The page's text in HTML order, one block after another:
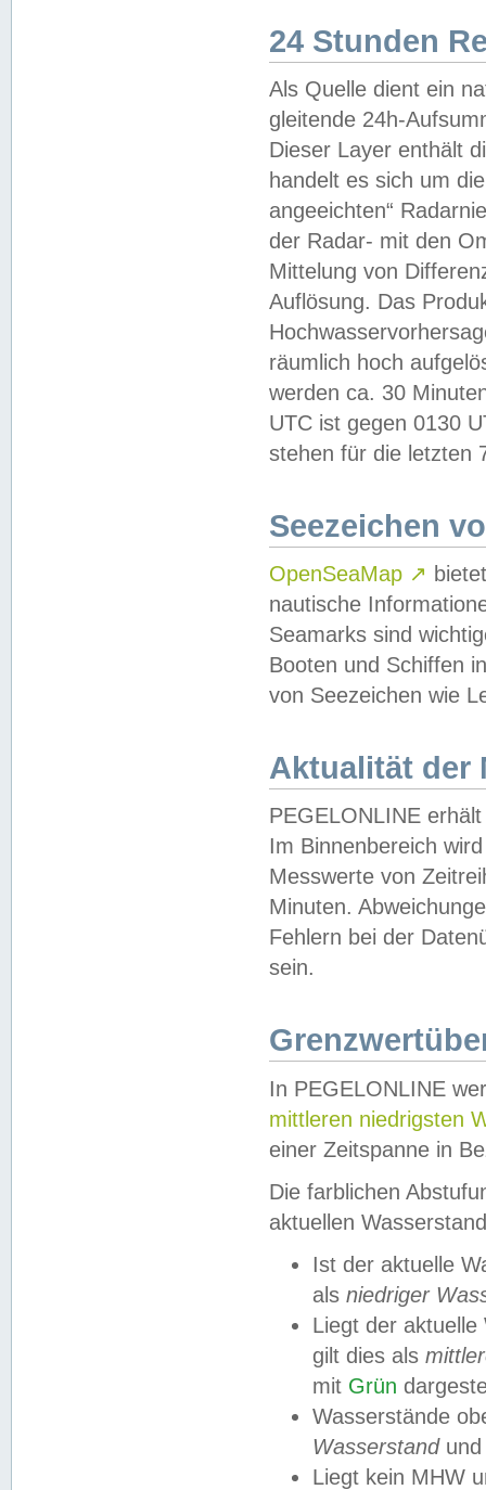
24 Stunden
Als Quelle dient ein
gleitende 24h-
Dieser Layer enthält
handelt es sich um
angeeichten“
der Radar- mit den
Mittelung von
Auflösung. Das
räumlich hoch
werden ca. 30
UTC ist gegen 0130
stehen für die letzten
Seezeichen
OpenSeaMap ↗
nautische
Seamarks sind
Booten und Schiffen
von Seezeichen wie
Aktualität der
PEGELONLINE
Im Binnenbereich
Messwerte von
Minuten.
Fehlern bei der
sein.
In PEGELONLINE
mittleren niedrigsten
einer Zeitspanne in
Die farblichen
aktuellen
Ist der aktuelle
als niedriger
Liegt der
gilt dies als
mit Grün
Wasserstände
Wasserstandund
Liegt kein MHW